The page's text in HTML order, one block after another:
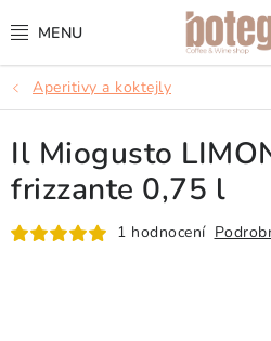
na
KÁVA
FRAPPÉ
VÍNA
Aperitivy a koktejly
Il Miogusto
frizzante 0,75 l
1 hodnocení